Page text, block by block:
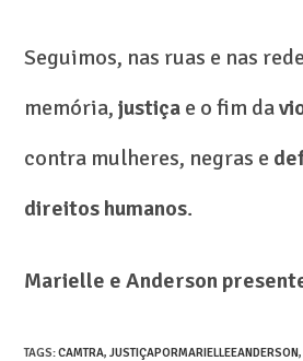
Seguimos, nas ruas e nas
memória,justiça e o fim da
contra mulheres, negras e
direitos humanos.
Marielle e Anderson
TAGS:CAMTRA, JUSTIÇAPORMARIELLEEANDERSON,